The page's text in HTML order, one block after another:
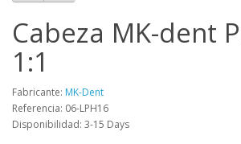
Cabeza MK-dent
1:1
Fabricante: MK-Dent
Referencia: 06-LPH16
Disponibilidad: 3-15 Days